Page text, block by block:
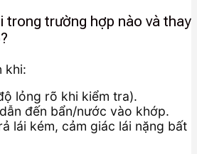
trong trường hợp nào và thay
khi:
lỏng rõ khi kiểm tra).
dẫn đến bẩn/nước vào khớp.
lái kém, cảm giác lái nặng bất